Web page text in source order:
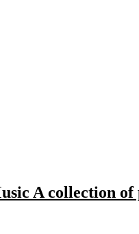
A collection